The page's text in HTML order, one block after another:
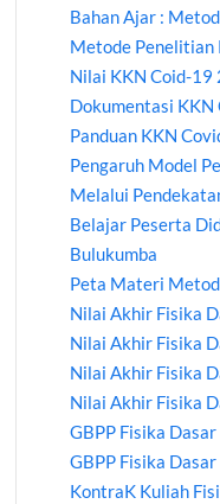
Bahan Ajar :
Metode Penelitian
Nilai KKN Coid-19
Dokumentasi KKN
Panduan KKN
Pengaruh Model
Melalui
Belajar Peserta
Bulukumba
Peta Materi
Nilai Akhir Fisika
Nilai Akhir Fisika
Nilai Akhir Fisika
Nilai Akhir Fisika
GBPP Fisika
GBPP Fisika
KontraK Kuliah